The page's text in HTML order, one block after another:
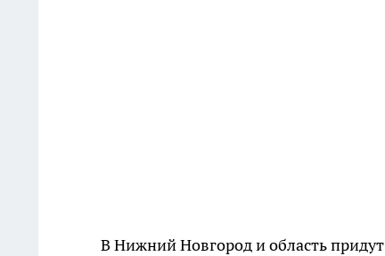
В Нижний Новгород и область придут